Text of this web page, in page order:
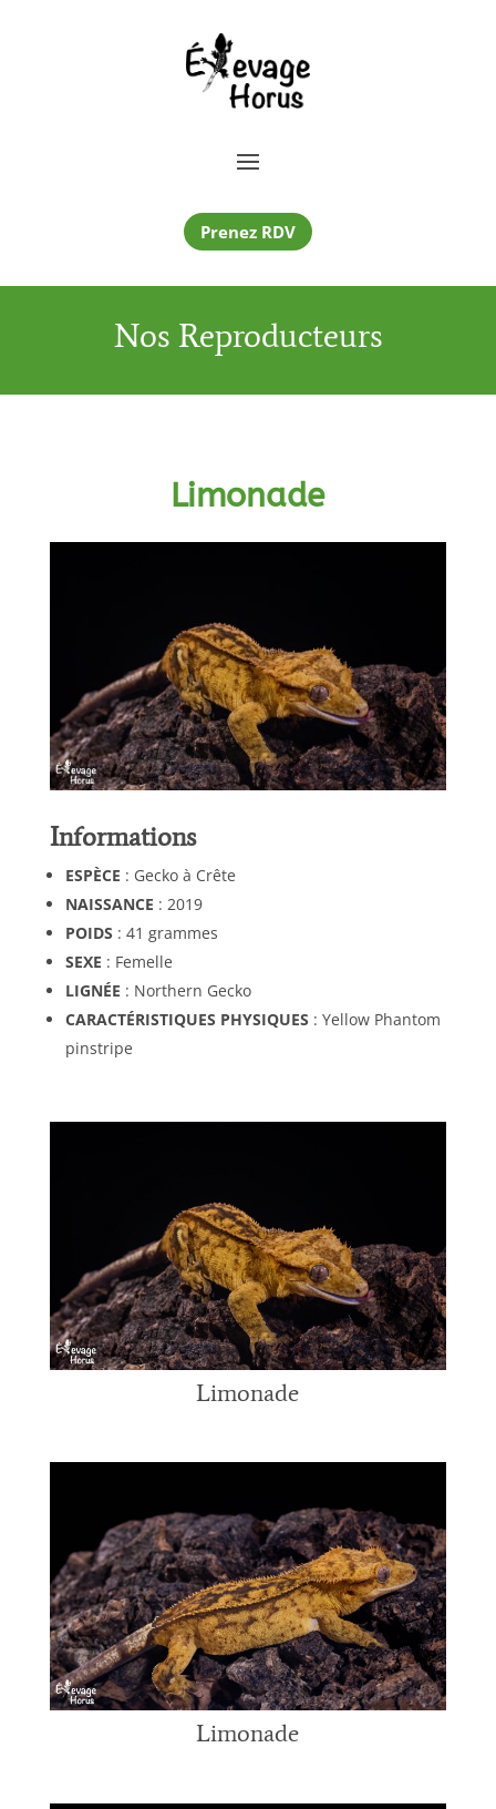
Prenez RDV
Nos Reproducteurs
Limonade
Informations
ESPÈCE : Gecko à Crête
NAISSANCE : 2019
POIDS : 41 grammes
SEXE : Femelle
LIGNÉE : Northern Gecko
CARACTÉRISTIQUES PHYSIQUES : Yellow Phantom
pinstripe
Limonade
Limonade